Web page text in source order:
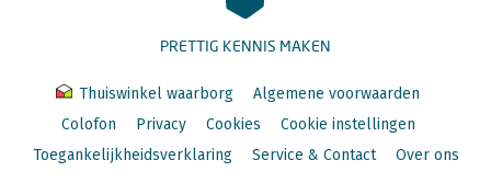
PRETTIG KENNIS MAKEN
Thuiswinkel waarborg
Algemene voorwaarden
Colofon
Privacy Cookies
Cookie instellingen
Toegankelijkheidsverklaring
Service & Contact Over ons